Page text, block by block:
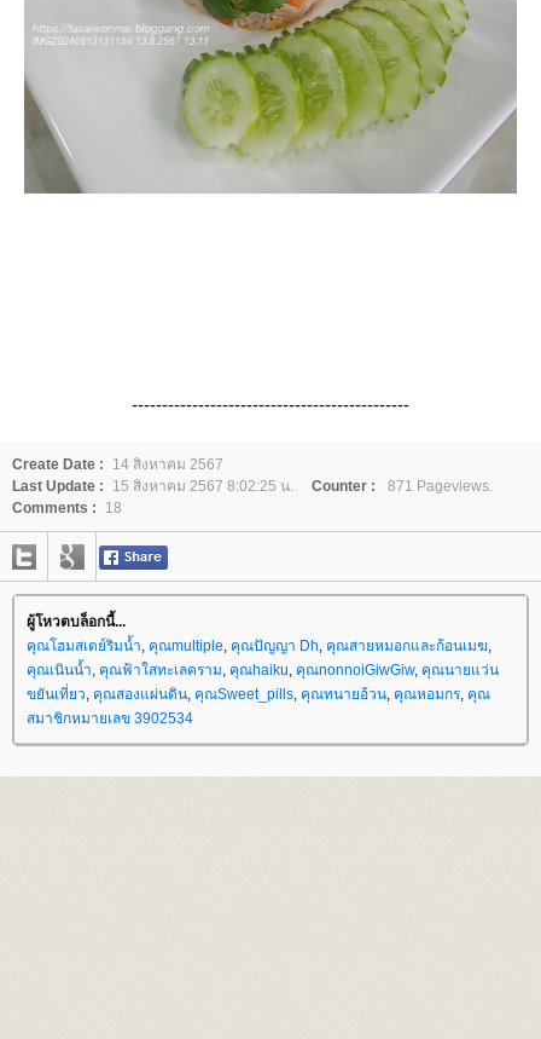
----------------------------------------------
Create Date :
14 สิงหาคม 2567
Last Update :
15 สิงหาคม 2567 8:02:25 น. Counter :
871 Pageviews.
Comments :
18
ผู้โหวตบล็อกนี้...
คุณโฮมสเตย์ริมน้ำ คุณmultiple คุณปัญญา Dh คุณสายหมอกและก้อนเมฆ
คุณเนินน้ำ คุณฟ้าใสทะเลคราม คุณhaiku คุณnonnoiGiwGiw, คุณนายแว่น
ขยันเที่ยว คุณสองแผ่นดิน คุณSweet_pills คุณทนายอ้วน คุณหอมกร คุณ
สมาชิกหมายเลข 3902534